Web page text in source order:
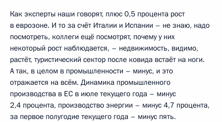
Как эксперты наши говорят, плюс 0,5 процента рост
в еврозоне. И то за счёт Италии и Испании – не знаю, надо
посмотреть, коллеги ещё посмотрят, почему у них
некоторый рост наблюдается, – недвижимость, видимо,
растёт, туристический сектор после ковида встаёт на ноги.
А так, в целом в промышленности – минус, и это
отражается на всём. Динамика промышленного
производства в ЕС в июле текущего года – минус
2,4 процента, производство энергии – минус 4,7 процента,
за первое полугодие текущего года – минус пять.